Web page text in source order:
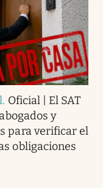
. Oficial | El SAT
y
para verificar el
obligaciones